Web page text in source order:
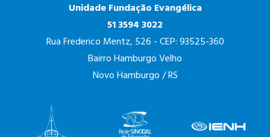
Unidade Fundação Evangélica
51 3594 3022
Rua Frederico Mentz, 526 - CEP: 93525-360
Bairro Hamburgo Velho
Novo Hamburgo / RS